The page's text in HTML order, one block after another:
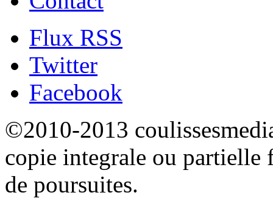
Flux RSS
Twitter
Facebook
©2010-2013
copie integrale ou partielle
de poursuites.